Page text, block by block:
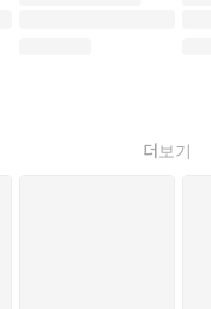
식을 바꾸고 미래의 위기
더보기